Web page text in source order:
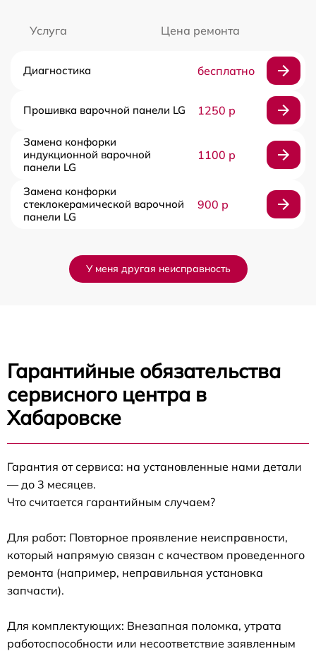
Услуга Цена ремонта
Диагностика бесплатно
Прошивка варочной панели LG 1250 р
Замена конфорки
индукционной варочной
панели LG
1100 р
Замена конфорки
стеклокерамической варочной
панели LG
900 р
У меня другая неисправность
Гарантийные обязательства
сервисного центра в
Хабаровске
Гарантия от сервиса: на установленные нами детали
— до 3 месяцев.
Что считается гарантийным случаем?
Для работ: Повторное проявление неисправности,
который напрямую связан с качеством проведенного
ремонта (например, неправильная установка
запчасти).
Для комплектующих: Внезапная поломка, утрата
работоспособности или несоответствие заявленным